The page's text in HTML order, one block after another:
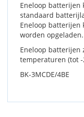
Eneloop batterijen
standaard
Eneloop batterijen
worden opgeladen.
Eneloop batterijen
temperaturen (tot -
BK-3MCDE/4BE